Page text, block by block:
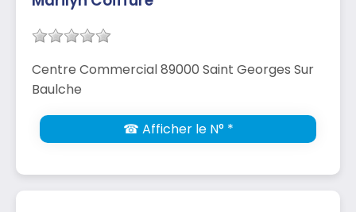
Centre Commercial 89000 Saint Georges Sur
Baulche
☎ Afficher le N° *